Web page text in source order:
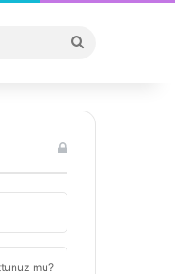
...
mu?